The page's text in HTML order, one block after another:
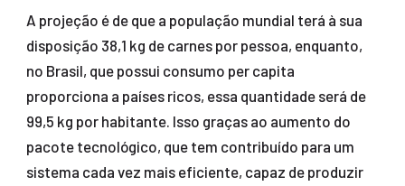
A projeção é de que a população mundial terá à sua
disposição 38,1 kg de carnes por pessoa, enquanto,
no Brasil, que possui consumo per capita
proporciona a países ricos, essa quantidade será de
99,5 kg por habitante. Isso graças ao aumento do
pacote tecnológico, que tem contribuído para um
sistema cada vez mais eficiente, capaz de produzir